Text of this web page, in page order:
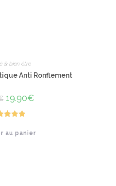
& bien être
Anti Ronflement
Le
prix
initial
était :
19.90€
5
au panier